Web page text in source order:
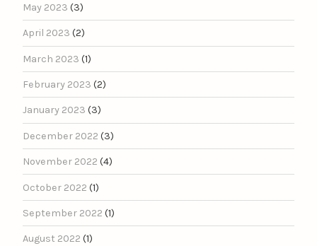
May 2023 (3)
April 2023 (2)
March 2023 (1)
February 2023 (2)
January 2023 (3)
December 2022 (3)
November 2022 (4)
October 2022 (1)
September 2022 (1)
August 2022 (1)